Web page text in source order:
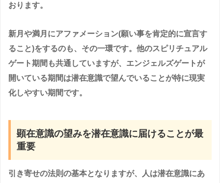
おります。
新月や満月にアファメーション(願い事を肯定的に宣言す
ること)をするのも、その一環です。他のスピリチュアル
ゲート期間も共通していますが、エンジェルズゲートが
開いている期間は潜在意識で望んでいることが特に現実
化しやすい期間です。
顕在意識の望みを潜在意識に届けることが最
重要
引き寄せの法則の基本となりますが、人は潜在意識にあ